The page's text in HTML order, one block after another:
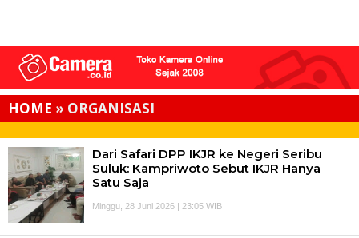
HOME » ORGANISASI
Dari Safari DPP IKJR ke Negeri Seribu
Suluk: Kampriwoto Sebut IKJR Hanya
Satu Saja
Minggu, 28 Juni 2026 | 23:05 WIB